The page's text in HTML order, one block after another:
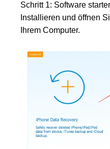
Schritt 1: Software
Installieren und öffnen
Ihrem Computer.